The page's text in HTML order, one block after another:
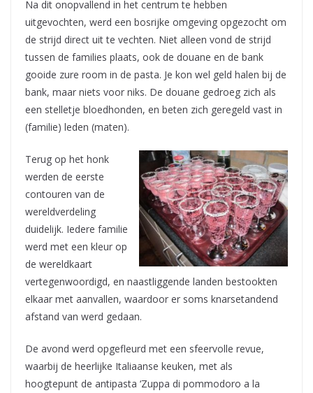
Na dit onopvallend in het centrum te hebben
uitgevochten, werd een bosrijke omgeving opgezocht om
de strijd direct uit te vechten. Niet alleen vond de strijd
tussen de families plaats, ook de douane en de bank
gooide zure room in de pasta. Je kon wel geld halen bij de
bank, maar niets voor niks. De douane gedroeg zich als
een stelletje bloedhonden, en beten zich geregeld vast in
(familie) leden (maten).
Terug op het honk
werden de eerste
contouren van de
wereldverdeling
duidelijk. Iedere familie
werd met een kleur op
de wereldkaart
vertegenwoordigd, en naastliggende landen bestookten
elkaar met aanvallen, waardoor er soms knarsetandend
afstand van werd gedaan.
De avond werd opgefleurd met een sfeervolle revue,
waarbij de heerlijke Italiaanse keuken, met als
hoogtepunt de antipasta ‘Zuppa di pommodoro a la